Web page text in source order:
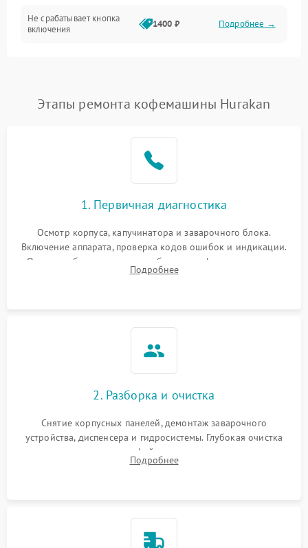
Не срабатывает кнопка
включения
1400 ₽ Подробнее →
Постоянные сбои в работе 1500 ₽ Подробнее →
Этапы ремонта кофемашины Hurakan
1. Первичная диагностика
Осмотр корпуса, капучинатора и заварочного блока.
Включение аппарата, проверка кодов ошибок и индикации.
Оценка работы помпы, термоблока и кофемолки на слух.
Измерение температуры и давления воды для выявления
Подробнее
2. Разборка и очистка
Снятие корпусных панелей, демонтаж заварочного
устройства, диспенсера и гидросистемы. Глубокая очистка
внутренних узлов от кофейных масел, жмыха и накипи.
Промывка дренажных каналов и фильтров с использованием
Подробнее